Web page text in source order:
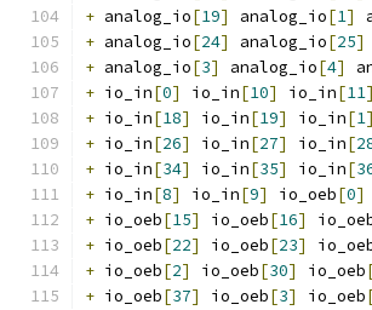
+ analog_io[19] analog_io[1]
+ analog_io[24] analog_io[25]
+ analog_io[3] analog_io[4]
+ io_in[0] io_in[10] io_in[11]
+ io_in[18] io_in[19] io_in[1]
+ io_in[26] io_in[27] io_in[
+ io_in[34] io_in[35] io_in[
+ io_in[8] io_in[9] io_oeb[0]
+ io_oeb[15] io_oeb[16]
+ io_oeb[22] io_oeb[23]
+ io_oeb[2] io_oeb[30] io_oeb
+ io_oeb[37] io_oeb[3] io_oeb